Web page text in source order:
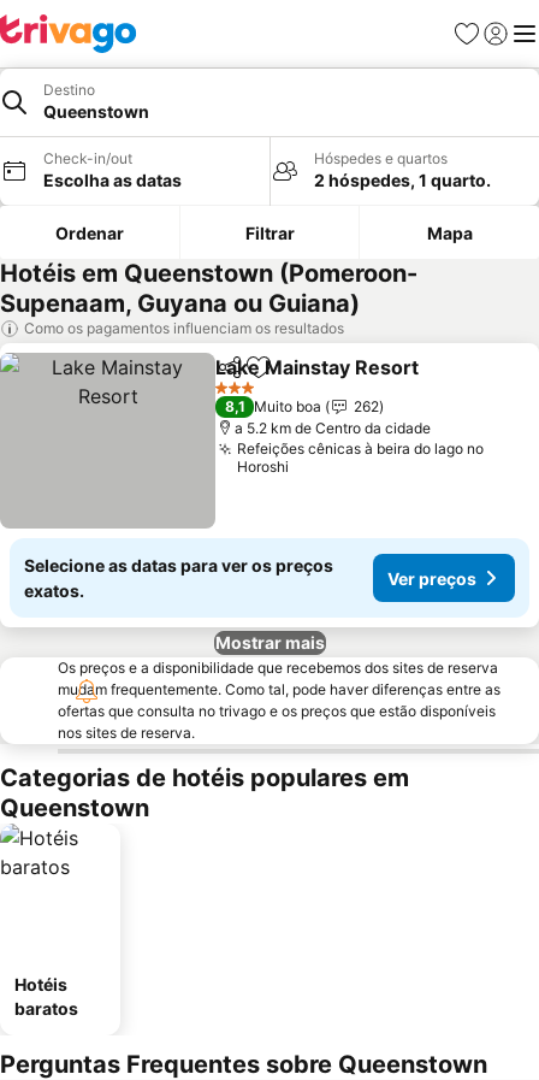
Favoritos
Iniciar
Destino
Queenstown
Check-in/out
Escolha as datas
Hóspedes e quartos
2 hóspedes, 1 quarto.
Ordenar Filtrar Mapa
Hotéis em Queenstown (Pomeroon-
Supenaam, Guyana ou Guiana)
Como os pagamentos influenciam os resultados
PartilharAdicionar aos favoritos
Lake Mainstay Resort
3 Estrelas
8,1 Muito boa
262
a 5.2 km de Centro da cidade
Refeições cênicas à beira do lago no
Horoshi
Selecione as datas para ver os preços
exatos.
Ver preços
Mostrar mais
Os preços e a disponibilidade que recebemos dos sites de reserva
mudam frequentemente. Como tal, pode haver diferenças entre as
ofertas que consulta no trivago e os preços que estão disponíveis
nos sites de reserva.
Categorias de hotéis populares em
Queenstown
Hotéis
baratos
Perguntas Frequentes sobre Queenstown